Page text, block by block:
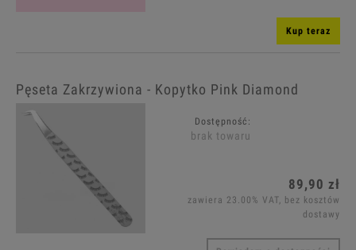
Kup teraz
Pęseta Zakrzywiona - Kopytko Pink Diamond
Dostępność:
brak towaru
89,90 zł
zawiera 23.00% VAT, bez kosztów
dostawy